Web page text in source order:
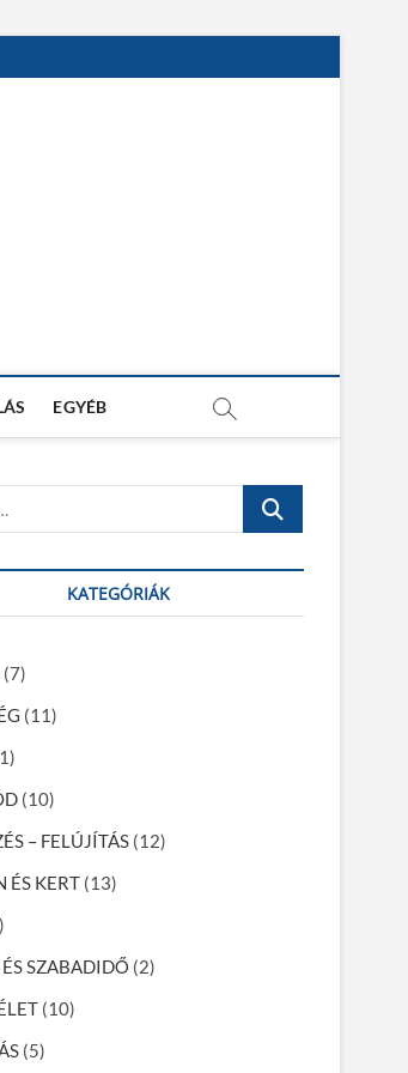
EGYÉB
r
KATEGÓRIÁK
(7)
(11)
(10)
– FELÚJÍTÁS (12)
ÉS KERT (13)
SZABADIDŐ (2)
(10)
(5)